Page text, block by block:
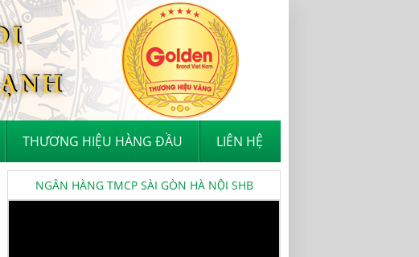
THƯƠNG HIỆU HÀNG ĐẦU LIÊN HỆ
NGÂN HÀNG TMCP SÀI GÒN HÀ NỘI SHB